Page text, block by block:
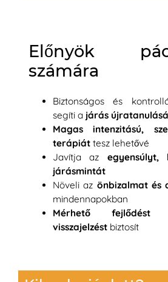
Előnyök
számára
Biztonságos és
segíti a járás
Magas intenzitású,
terápiáttesz lehetővé
Javítja az egyensúlyt,
járásmintát
Növeli az önbizalmat és
mindennapokban
Mérhető
visszajelzéstbiztosít